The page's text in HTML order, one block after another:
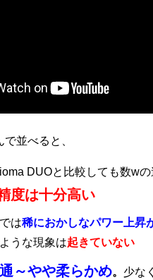
並べると、
DUOと比較しても数w
度は十分高い
は稀におかしなパワー上昇
うな現象は起きていない
～やや柔らかめ。 少な